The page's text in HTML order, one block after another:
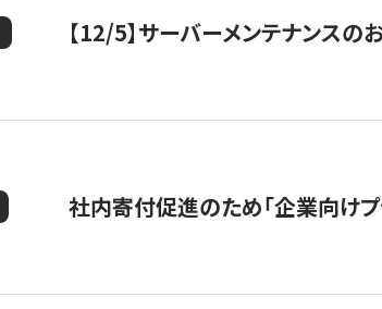
【12/5】サーバーメンテナンスの
社内寄付促進のため「企業向けプ